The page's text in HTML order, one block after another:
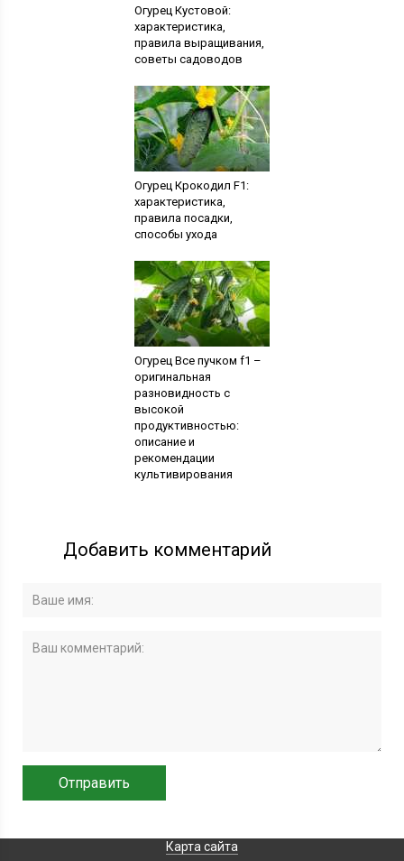
Огурец Кустовой:
характеристика,
правила выращивания,
советы садоводов
Огурец Крокодил F1:
характеристика,
правила посадки,
способы ухода
Огурец Все пучком f1 –
оригинальная
разновидность с
высокой
продуктивностью:
описание и
рекомендации
культивирования
Добавить комментарий
Карта сайта